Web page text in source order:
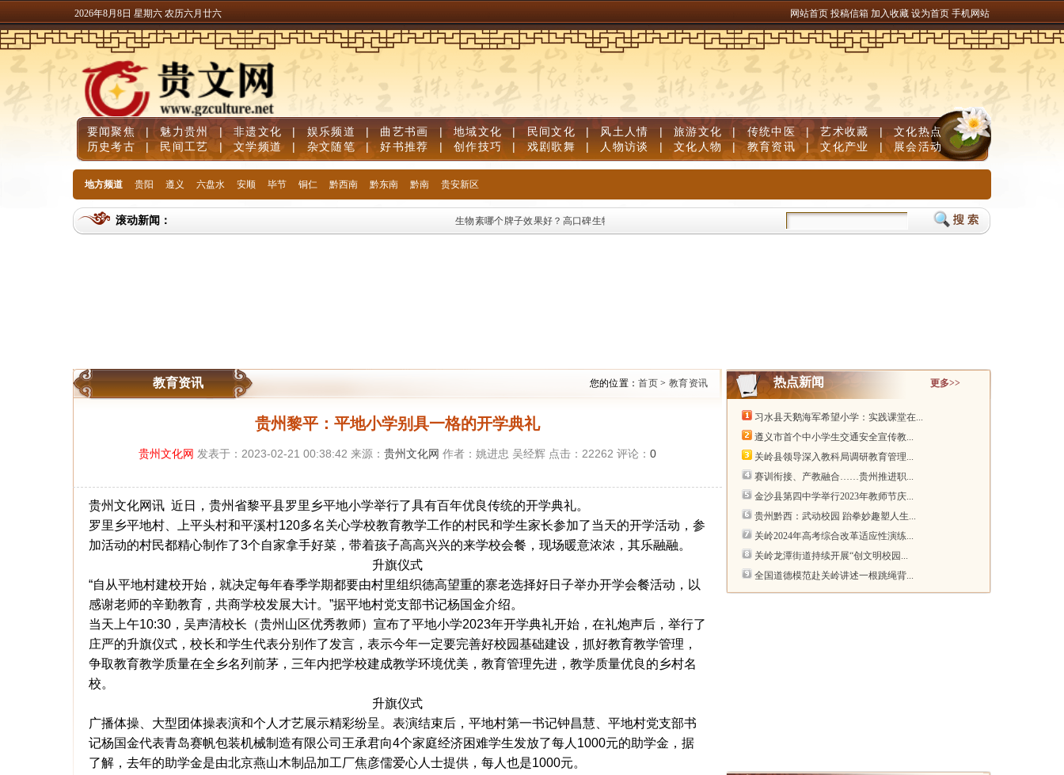
2026年8月8日 星期六 农历六月廿六 网站首页 投稿信箱 加入收藏 设为首页 手机网站
要闻聚焦 | 魅力贵州 | 非遗文化 | 娱乐频道 | 曲艺书画 | 地域文化 | 民间文化 | 风土人情 | 旅游文化 | 传统中医 | 艺术收藏 | 文化热点
历史考古
| 民间工艺 | 文学频道 | 杂文随笔 | 好书推荐 | 创作技巧 | 戏剧歌舞 | 人物访谈 | 文化人物 | 教育资讯 | 文化产业 | 展会活动
地方频道 贵阳 遵义 六盘水 安顺 毕节 铜仁 黔西南 黔东南 黔南 贵安新区
滚动新闻： 生物素哪个牌子效果好？高口碑生物素品牌优质榜单，足量维生素B族固发防脱清白发 儿童补脑产品如何挑选？DHA补脑品牌严选榜单，神经
教育资讯 您的位置：首页> 教育资讯
贵州黎平：平地小学别具一格的开学典礼
贵州文化网 发表于：2023-02-21 00:38:42 来源： 贵州文化网 作者：姚进忠 吴经辉 点击： 22262 评论： 0
贵州文化网讯 近日，贵州省黎平县罗里乡平地小学举行了具有百年优良传统的开学典礼。
罗里乡平地村、上平头村和平溪村120多名关心学校教育教学工作的村民和学生家长参加了当天的开学活动，参
加活动的村民都精心制作了3个自家拿手好菜，带着孩子高高兴兴的来学校会餐，现场暖意浓浓，其乐融融。
升旗仪式
“自从平地村建校开始，就决定每年春季学期都要由村里组织德高望重的寨老选择好日子举办开学会餐活动，以
感谢老师的辛勤教育，共商学校发展大计。”据平地村党支部书记杨国金介绍。
当天上午10:30，吴声清校长（贵州山区优秀教师）宣布了平地小学2023年开学典礼开始，在礼炮声后，举行了
庄严的升旗仪式，校长和学生代表分别作了发言，表示今年一定要完善好校园基础建设，抓好教育教学管理，
争取教育教学质量在全乡名列前茅，三年内把学校建成教学环境优美，教育管理先进，教学质量优良的乡村名
校。
升旗仪式
广播体操、大型团体操表演和个人才艺展示精彩纷呈。表演结束后，平地村第一书记钟昌慧、平地村党支部书
记杨国金代表青岛赛帆包装机械制造有限公司王承君向4个家庭经济困难学生发放了每人1000元的助学金，据
了解，去年的助学金是由北京燕山木制品加工厂焦彦儒爱心人士提供，每人也是1000元。
热点新闻 更多>>
习水县天鹅海军希望小学：实践课堂在...
遵义市首个中小学生交通安全宣传教...
关岭县领导深入教科局调研教育管理...
赛训衔接、产教融合……贵州推进职...
金沙县第四中学举行2023年教师节庆...
贵州黔西：武动校园 跆拳妙趣塑人生...
关岭2024年高考综合改革适应性演练...
关岭龙潭街道持续开展“创文明校园...
全国道德模范赴关岭讲述一根跳绳背...